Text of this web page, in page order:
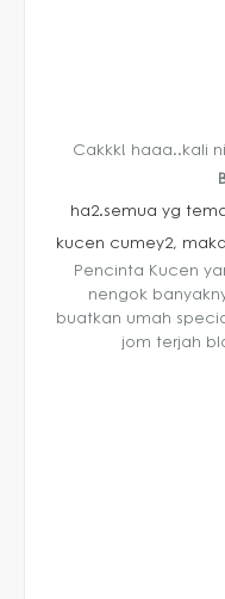
Cakkk! haaa..kali
ha2.semua yg
kucen cumey2,
Pencinta Kucen
nengok
buatkan umah
jom terjah